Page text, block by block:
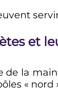
et
de la
« nord